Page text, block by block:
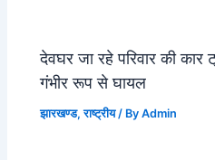
देवघर जा रहे परिवार की
गंभीर रूप से घायल
झारखण्ड,राष्ट्रीय/ ByAdmin